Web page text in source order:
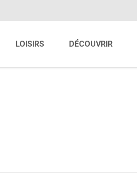
LOISIRS DÉCOUVRIR